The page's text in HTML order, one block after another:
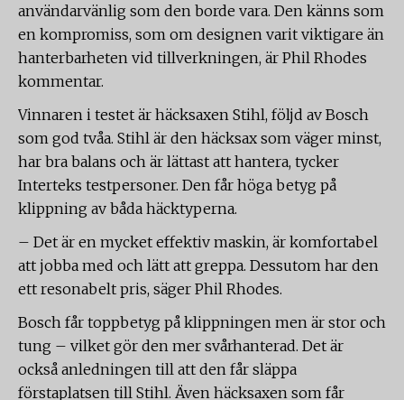
användarvänlig som den borde vara. Den känns som
en kompromiss, som om designen varit viktigare än
hanterbarheten vid tillverkningen, är Phil Rhodes
kommentar.
Vinnaren i testet är häcksaxen Stihl, följd av Bosch
som god tvåa. Stihl är den häcksax som väger minst,
har bra balans och är lättast att hantera, tycker
Interteks testpersoner. Den får höga betyg på
klippning av båda häcktyperna.
– Det är en mycket effektiv maskin, är komfortabel
att jobba med och lätt att greppa. Dessutom har den
ett resonabelt pris, säger Phil Rhodes.
Bosch får toppbetyg på klippningen men är stor och
tung – vilket gör den mer svårhanterad. Det är
också anledningen till att den får släppa
förstaplatsen till Stihl. Även häcksaxen som får